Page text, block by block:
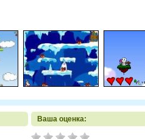
Ваша оценка: